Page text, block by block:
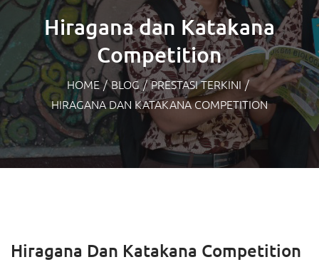
Hiragana dan Katakana
Competition
HOME / BLOG / PRESTASI TERKINI /
HIRAGANA DAN KATAKANA COMPETITION
Hiragana Dan Katakana Competition